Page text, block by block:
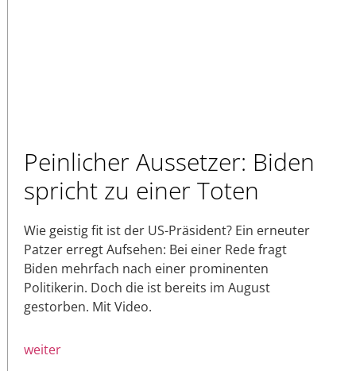
Peinlicher Aussetzer: Biden
spricht zu einer Toten
Wie geistig fit ist der US-Präsident? Ein erneuter
Patzer erregt Aufsehen: Bei einer Rede fragt
Biden mehrfach nach einer prominenten
Politikerin. Doch die ist bereits im August
gestorben. Mit Video.
weiter